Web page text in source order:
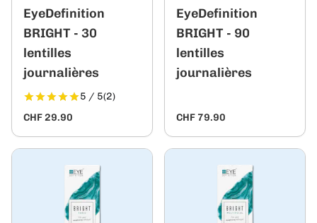
EyeDefinition
BRIGHT - 30
lentilles
journalières
5 / 5(2)
CHF 29.90
EyeDefinition
BRIGHT - 90
lentilles
journalières
CHF 79.90